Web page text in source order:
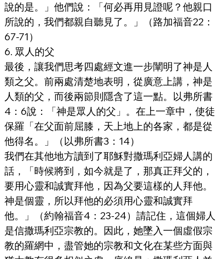
說的是。」他們說：「何必再用見證呢？他親口
所說的，我們都親自聽見了。」（路加福音22：
67-71）
6. 眾人的父
最後，讓我們思考四處經文進一步闡明了神是人
類之父。前兩處清楚地表明，從廣意上講，神是
人類的父，而後兩節則隱含了這一點。以弗所書
4：6說：「神是眾人的父」。在上一章中，使徒
保羅「在父面前屈膝，天上地上的各家，都是從
他得名。」（以弗所書3：14）
我們在其他地方讀到了耶穌對撒瑪利亞婦人講的
話，「時候將到，如今就是了，那真正拜父的，
要用心靈和誠實拜他，因為父要這樣的人拜他。
神是個靈，所以拜他的必須用心靈和誠實拜
他。」（約翰福音4：23-24）請記住，這個婦人
是信撒瑪利亞宗教的。因此，她墜入一個虛假宗
教的羅網中，盡管她的宗教和文化在某些方面與